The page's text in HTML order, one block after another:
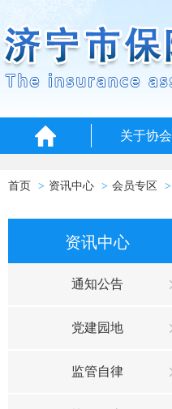
关于协会
首页 资讯中心 会员专区
资讯中心
通知公告
党建园地
监管自律